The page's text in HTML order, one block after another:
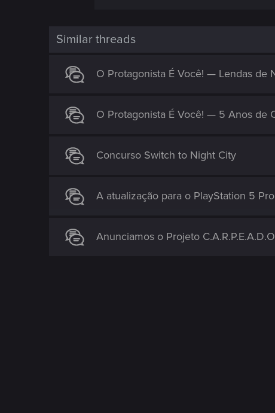
Similar threads
O Protagonista É Você! — Lendas de
O Protagonista É Você! — 5 Anos de
Concurso Switch to Night City
A atualização para o PlayStation 5
Anunciamos o Projeto